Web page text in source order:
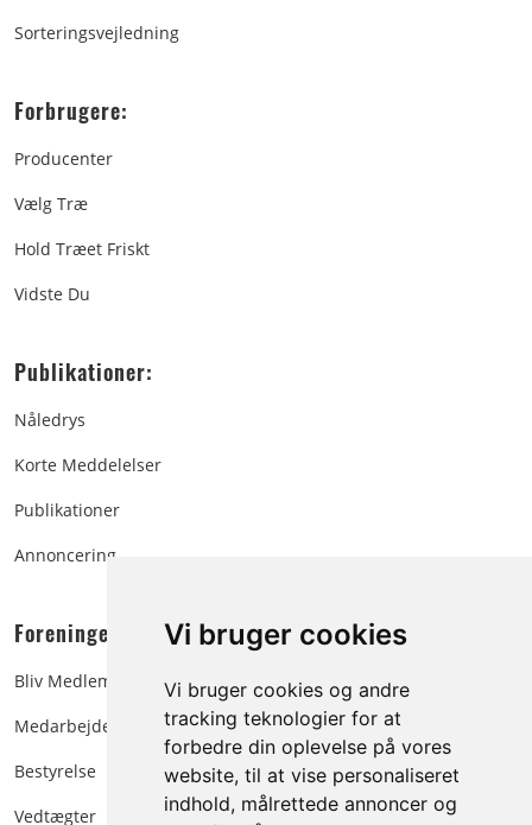
Vi bruger cookies
Vi bruger cookies og andre
tracking teknologier for at
forbedre din oplevelse på vores
website, til at vise personaliseret
indhold, målrettede annoncer og
Sorteringsvejledning
Forbrugere:
Producenter
Vælg Træ
Hold Træet Friskt
Vidste Du
Publikationer:
Nåledrys
Korte Meddelelser
Publikationer
Annoncering
Foreningen:
Bliv Medlem
Medarbejdere
Bestyrelse
Vedtægter